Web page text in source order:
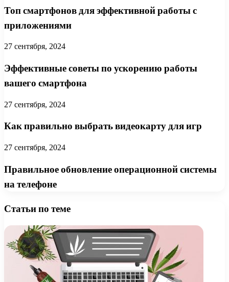
Топ смартфонов для эффективной работы с
приложениями
27 сентября, 2024
Эффективные советы по ускорению работы
вашего смартфона
27 сентября, 2024
Как правильно выбрать видеокарту для игр
27 сентября, 2024
Правильное обновление операционной системы
на телефоне
Статьи по теме